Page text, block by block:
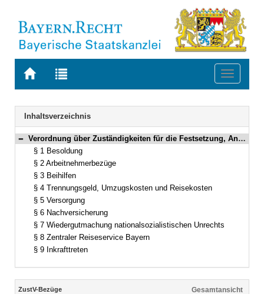
Zur
BAYERN.RECHT
Zur
letzten
Suche
Toggle
Navigation
Inhaltsverzeichnis
Bereich reduzieren
Verordnung über Zuständigkeiten für die Festsetzung, Anordnung und Abrechnung der Bezüge von Bediensteten und Versorgungsempfängern (Bezüge-Zuständigkeitsverordnung – ZustV-Bezüge) In der Fassung der Bekanntmachung vom 24. Oktober 2003 (GVBl. S. 841) BayRS 2032-3-1-4-F (§§ 1–9)
§ 1 Besoldung
§ 2 Arbeitnehmerbezüge
§ 3 Beihilfen
§ 4 Trennungsgeld, Umzugskosten und Reisekosten
§ 5 Versorgung
§ 6 Nachversicherung
§ 7 Wiedergutmachung nationalsozialistischen Unrechts
§ 8 Zentraler Reiseservice Bayern
§ 9 Inkrafttreten
Inhalt
ZustV-Bezüge
Gesamtansicht